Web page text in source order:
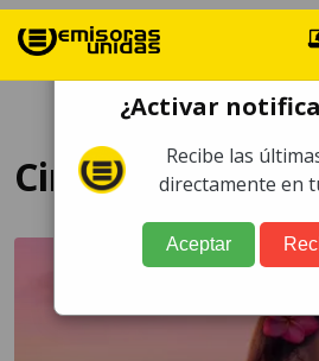
Cinépolis
¿Activar
Recibe las
directamente en
Aceptar